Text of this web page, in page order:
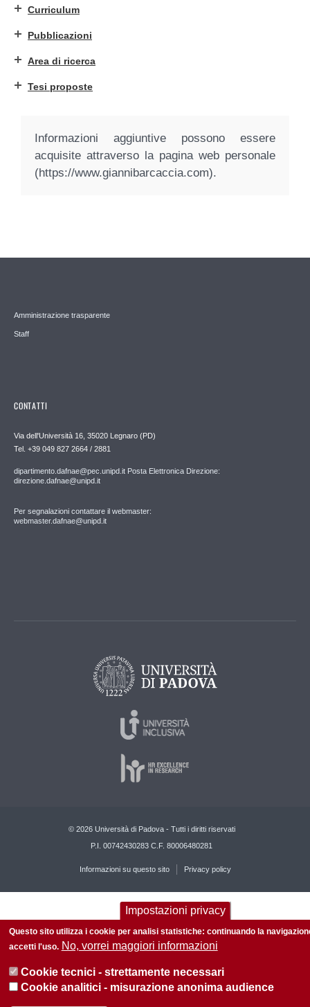
Curriculum
Pubblicazioni
Area di ricerca
Tesi proposte
Informazioni aggiuntive possono essere
acquisite attraverso la pagina web personale
(https://www.giannibarcaccia.com).
Amministrazione trasparente
Staff
CONTATTI
Via dell'Università 16, 35020 Legnaro (PD)
Tel. +39 049 827 2664 / 2881
dipartimento.dafnae@pec.unipd.it Posta Elettronica Direzione:
direzione.dafnae@unipd.it
Per segnalazioni contattare il webmaster:
webmaster.dafnae@unipd.it
© 2026 Università di Padova - Tutti i diritti riservati
P.I. 00742430283 C.F. 80006480281
Informazioni su questo sito Privacy policy
Impostazioni privacy
Questo sito utilizza i cookie per analisi statistiche: continuando la
accetti l'uso. No, vorrei maggiori informazioni
Cookie tecnici - strettamente necessari
Cookie analitici - misurazione anonima audience